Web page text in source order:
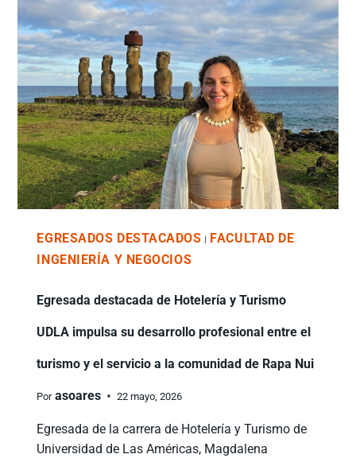
EGRESADOS DESTACADOS
FACULTAD DE
INGENIERÍA Y NEGOCIOS
Egresada destacada de Hotelería y Turismo
UDLA impulsa su desarrollo profesional entre el
turismo y el servicio a la comunidad de Rapa Nui
Por asoares 22 mayo, 2026
Egresada de la carrera de Hotelería y Turismo de
Universidad de Las Américas, Magdalena